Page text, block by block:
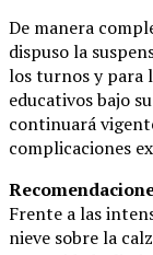
De manera
dispuso la
los turnos y para
educativos bajo
continuará
complicaciones
Frente a las
nieve sobre la